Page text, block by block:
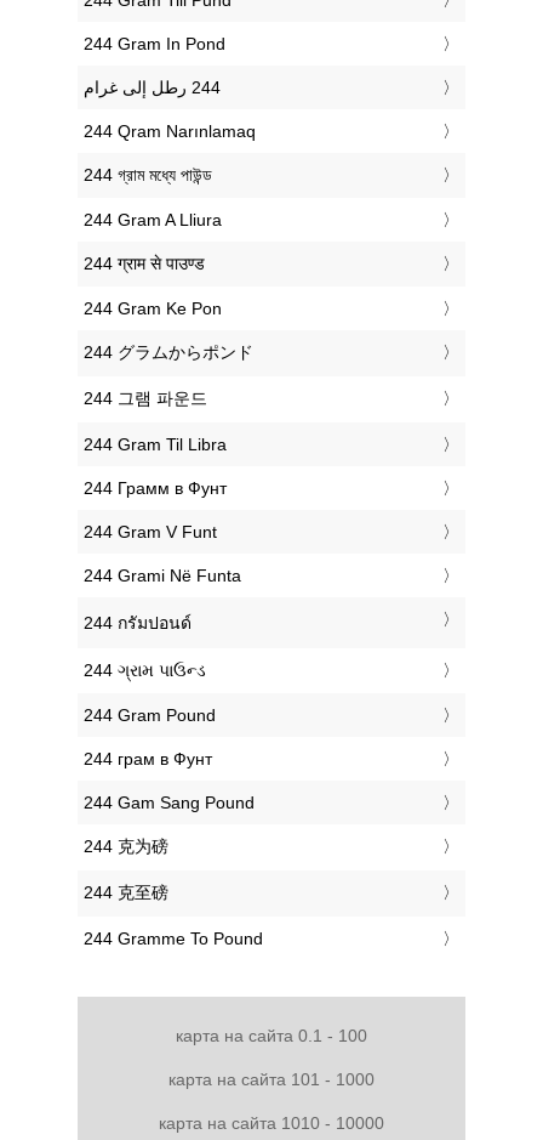
‎244 Gram In Pond
‎244 Qram Narınlamaq
‎244 গ্রাম মধ্যে পাউন্ড
‎244 Gram A Lliura
‎244 ग्राम से पाउण्ड
‎244 Gram Ke Pon
‎244 グラムからポンド
‎244 그램 파운드
‎244 Gram Til Libra
‎244 Грамм в Фунт
‎244 Gram V Funt
‎244 Grami Në Funta
‎244 กรัมปอนด์
‎244 ગ્રામ પાઉન્ડ
‎244 Gram Pound
‎244 грам в Фунт
‎244 Gam Sang Pound
‎244 克为磅
‎244 克至磅
‎244 Gramme To Pound
карта на сайта 0.1 - 100
карта на сайта 101 - 1000
карта на сайта 1010 - 10000